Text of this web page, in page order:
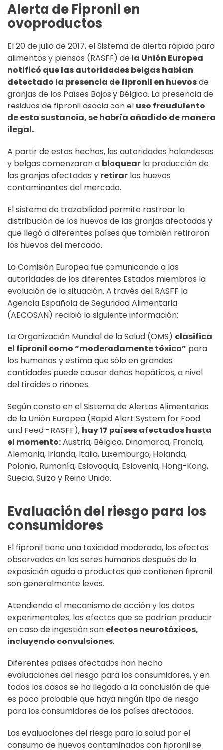
Alerta de Fipronil en
ovoproductos
El 20 de julio de 2017, el Sistema de alerta rápida para
alimentos y piensos (RASFF) dela Unión Europea
notificó que las autoridades belgas habían
detectado la presencia de fipronil en huevosde
granjas de los Países Bajos y Bélgica. La presencia de
residuos de fipronil asocia con el uso fraudulento
de esta sustancia, se habría añadido de manera
ilegal.
A partir de estos hechos, las autoridades holandesas
y belgas comenzaron a bloquear la producción de
las granjas afectadas y retirar los huevos
contaminantes del mercado.
El sistema de trazabilidad permite rastrear la
distribución de los huevos de las granjas afectadas y
que llegó a diferentes países que también retiraron
los huevos del mercado.
La Comisión Europea fue comunicando a las
autoridades de los diferentes Estados miembros la
evolución de la situación. A través del RASFF la
Agencia Española de Seguridad Alimentaria
(AECOSAN) recibió la siguiente información:
La Organización Mundial de la Salud (OMS) clasifica
el fipronil como “moderadamente tóxico” para
los humanos y estima que sólo en grandes
cantidades puede causar daños hepáticos, a nivel
del tiroides o riñones.
Según consta en el Sistema de Alertas Alimentarias
de la Unión Europea (Rapid Alert System for Food
and Feed -RASFF), hay 17 países afectados hasta
el momento:Austria, Bélgica, Dinamarca, Francia,
Alemania, Irlanda, Italia, Luxemburgo, Holanda,
Polonia, Rumanía, Eslovaquia, Eslovenia, Hong-Kong,
Suecia, Suiza y Reino Unido.
Evaluación del riesgo para los
consumidores
El fipronil tiene una toxicidad moderada, los efectos
observados en los seres humanos después de la
exposición aguda a productos que contienen fipronil
son generalmente leves.
Atendiendo el mecanismo de acción y los datos
experimentales, los efectos que se podrían producir
en caso de ingestión son efectos neurotóxicos,
incluyendo convulsiones.
Diferentes países afectados han hecho
evaluaciones del riesgo para los consumidores, y en
todos los casos se ha llegado a la conclusión de que
es poco probable que haya ningún tipo de riesgo
para los consumidores de los países afectados.
Las evaluaciones del riesgo para la salud por el
consumo de huevos contaminados con fipronil se